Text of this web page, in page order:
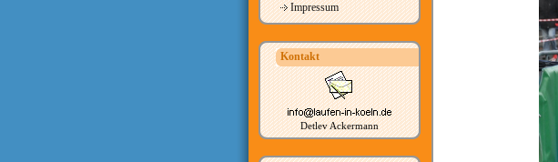
Impressum
Kontakt
Detlev Ackermann